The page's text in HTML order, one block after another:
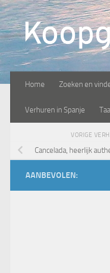
Doorgaan naar inhoud
Home Zoeken en
Verhuren in Spanje
VORIGE
Cancelada, heerlijk
AANBEVOLEN: